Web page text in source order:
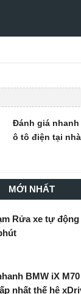
Đánh giá
ô tô điện tại
MỚI NHẤT
Rửa xe tự
BMW iX
nhất thế hệ